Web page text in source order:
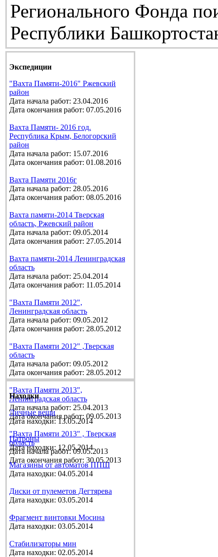
Регионального Фонда
Республики
Экспедиции
"Вахта Памяти-2016" Ржевский
район
Дата начала работ: 23.04.2016
Дата окончания работ: 07.05.2016
Вахта Памяти- 2016 год.
Республика Крым, Белогорский
район
Дата начала работ: 15.07.2016
Дата окончания работ: 01.08.2016
Вахта Памяти 2016г
Дата начала работ: 28.05.2016
Дата окончания работ: 08.05.2016
Вахта памяти-2014 Тверская
область, Ржевский район
Дата начала работ: 09.05.2014
Дата окончания работ: 27.05.2014
Вахта памяти-2014 Ленинградская
область
Дата начала работ: 25.04.2014
Дата окончания работ: 11.05.2014
"Вахта Памяти 2012",
Ленинградская область
Дата начала работ: 09.05.2012
Дата окончания работ: 28.05.2012
"Вахта Памяти 2012" ,Тверская
область
Дата начала работ: 09.05.2012
Дата окончания работ: 28.05.2012
"Вахта Памяти 2013",
Ленинградская область
Дата начала работ: 25.04.2013
Дата окончания работ: 09.05.2013
"Вахта Памяти 2013" , Тверская
область
Дата начала работ: 09.05.2013
Дата окончания работ: 30.05.2013
Находки
Личные вещи
Дата находки: 13.05.2014
Патроны
Дата находки: 12.05.2014
Магазины от автоматов ППШ
Дата находки: 04.05.2014
Диски от пулеметов Дегтярева
Дата находки: 03.05.2014
Фрагмент винтовки Мосина
Дата находки: 03.05.2014
Стабилизаторы мин
Дата находки: 02.05.2014